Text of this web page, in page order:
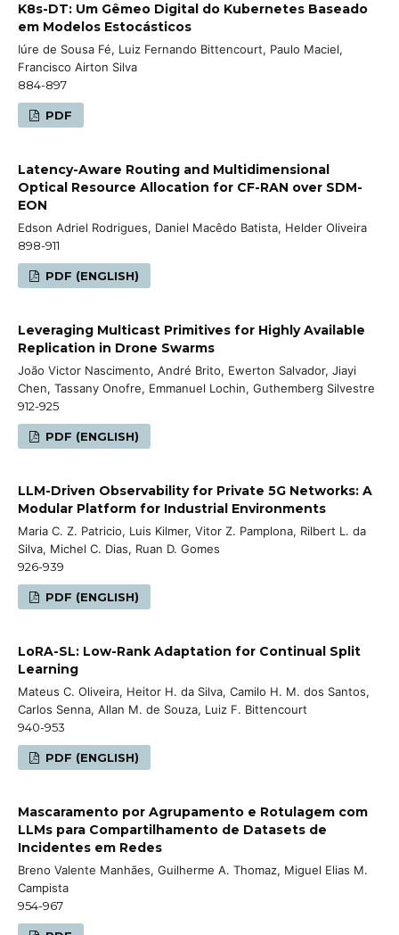
K8s-DT: Um Gêmeo Digital do Kubernetes Baseado
em Modelos Estocásticos
Iúre de Sousa Fé, Luiz Fernando Bittencourt, Paulo Maciel,
Francisco Airton Silva
884-897
PDF
Latency-Aware Routing and Multidimensional
Optical Resource Allocation for CF-RAN over SDM-
EON
Edson Adriel Rodrigues, Daniel Macêdo Batista, Helder Oliveira
898-911
PDF (ENGLISH)
Leveraging Multicast Primitives for Highly Available
Replication in Drone Swarms
João Victor Nascimento, André Brito, Ewerton Salvador, Jiayi
Chen, Tassany Onofre, Emmanuel Lochin, Guthemberg Silvestre
912-925
PDF (ENGLISH)
LLM-Driven Observability for Private 5G Networks: A
Modular Platform for Industrial Environments
Maria C. Z. Patricio, Luis Kilmer, Vitor Z. Pamplona, Rilbert L. da
Silva, Michel C. Dias, Ruan D. Gomes
926-939
PDF (ENGLISH)
LoRA-SL: Low-Rank Adaptation for Continual Split
Learning
Mateus C. Oliveira, Heitor H. da Silva, Camilo H. M. dos Santos,
Carlos Senna, Allan M. de Souza, Luiz F. Bittencourt
940-953
PDF (ENGLISH)
Mascaramento por Agrupamento e Rotulagem com
LLMs para Compartilhamento de Datasets de
Incidentes em Redes
Breno Valente Manhães, Guilherme A. Thomaz, Miguel Elias M.
Campista
954-967